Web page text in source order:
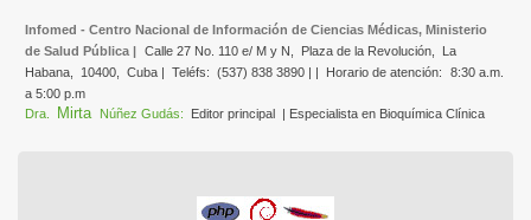
Infomed - Centro Nacional de Información de Ciencias Médicas, Ministerio
de Salud Pública |
Calle 27 No. 110 e/ M y N, Plaza de la Revolución,
La
Habana, 10400, Cuba | Teléfs: (537) 838 3890 | | Horario de atención:
8:30 a.m.
a 5:00 p.m
Dra.
Mirta Núñez Gudás: Editor principal | Especialista en Bioquímica Clínica